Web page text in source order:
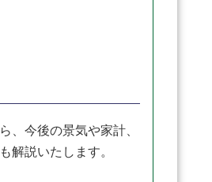
今後の景気や家計、
解説いたします。